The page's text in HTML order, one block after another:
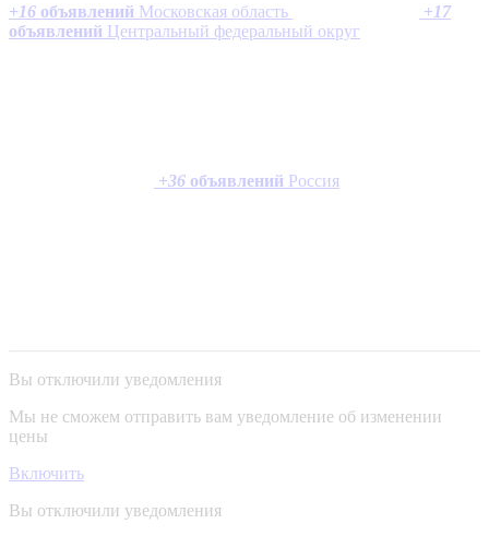
+16 объявлений Московская область +17
объявлений Центральный федеральный округ
+36 объявлений Россия
Вы отключили уведомления
Мы не сможем отправить вам уведомление об изменении
цены
Включить
Вы отключили уведомления